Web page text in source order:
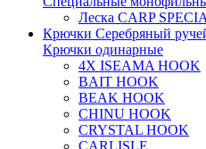
Леска CARP
Крючки Серебряный
Крючки одинарные
4X ISEAMA HOOK
BAIT HOOK
BEAK HOOK
CHINU HOOK
CRYSTAL HOOK
CARLISLE